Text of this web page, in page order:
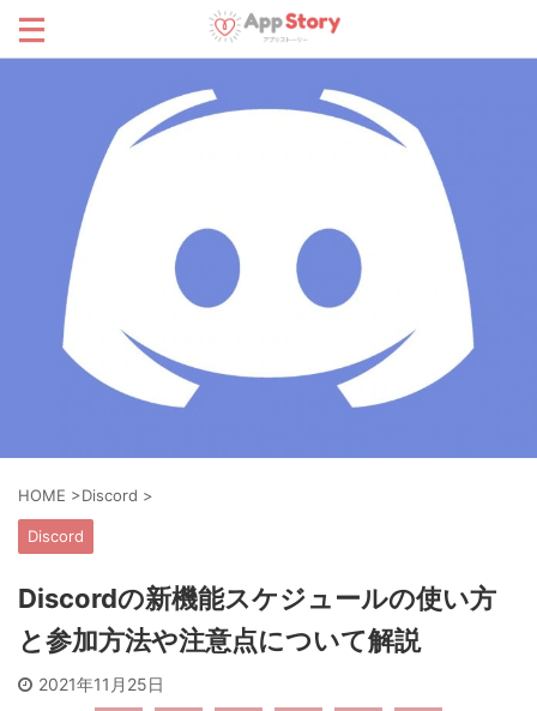
HOME >Discord >
Discord
Discordの新機能スケジュールの使い方
と参加方法や注意点について解説
2021年11月25日